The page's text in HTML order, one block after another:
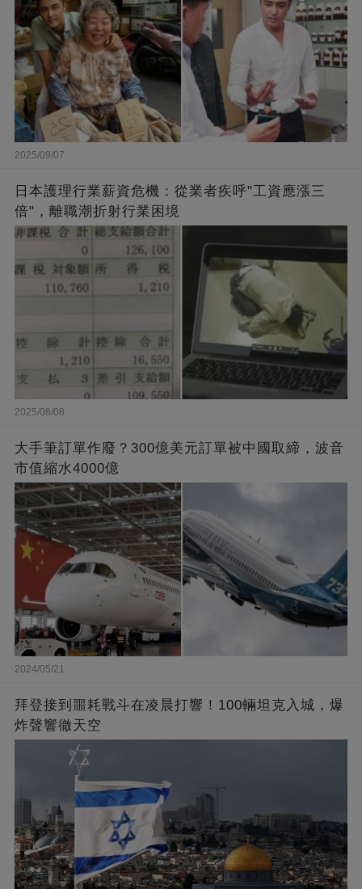
2025/09/07
日本護理行業薪資危機：從業者疾呼"工資應漲三
倍"，離職潮折射行業困境
2025/08/08
大手筆訂單作廢？300億美元訂單被中國取締，波音
市值縮水4000億
2024/05/21
拜登接到噩耗戰斗在凌晨打響！100輛坦克入城，爆
炸聲響徹天空